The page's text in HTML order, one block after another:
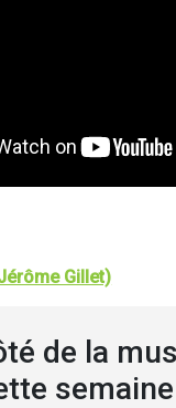
Gillet)
de la